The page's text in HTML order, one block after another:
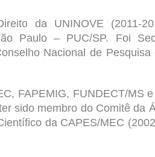
da UNINOVE(2011-
Paulo– PUC/SP. Foi
Nacional de Pesquisa
FAPEMIG, FUNDECT/MS
sido membro do Comitê da
da CAPES/MEC